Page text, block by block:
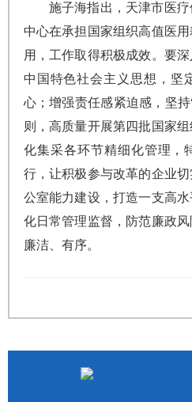
施子海指出，天津市医
中心在承担国家组织高值医
用，工作取得积极成效。要
中国特色社会主义思想，坚
心；增强责任感紧迫感，坚
则，高质量开展第四批国家
化集采各环节精细化管理，
行，让积极参与改革的企业
公室能力建设，打造一支高
化日常管理监督，防范廉政风
廉洁、有序。